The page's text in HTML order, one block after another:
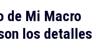
de Mi Macro
los detalles